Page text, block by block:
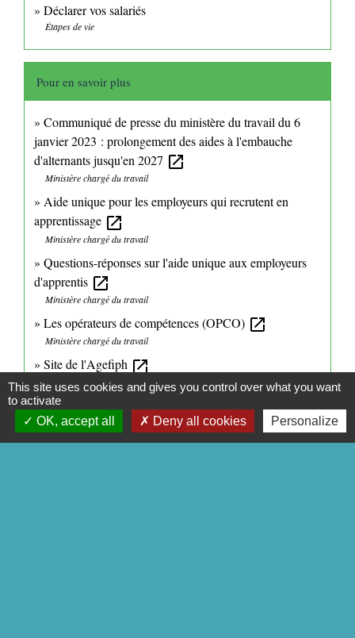
Déclarer vos salariés
Étapes de vie
Pour en savoir plus
Communiqué de presse du ministère du travail du 6
janvier 2023 : prolongement des aides à l'embauche
d'alternants jusqu'en 2027 open_in_new
Ministère chargé du travail
Aide unique pour les employeurs qui recrutent en
apprentissage open_in_new
Ministère chargé du travail
Questions-réponses sur l'aide unique aux employeurs
d'apprentis open_in_new
Ministère chargé du travail
Les opérateurs de compétences (OPCO) open_in_new
Ministère chargé du travail
Site de l'Agefiph open_in_new
Association de gestion du fonds pour l'insertion professionnelle des
personnes handicapées (Agefiph)
Foire aux question sur le plan de relance Alternanceopen_in_new
Ministère chargé du travail
This site uses cookies and gives you control over what you want
to activate
OK, accept all
Deny all cookies Personalize